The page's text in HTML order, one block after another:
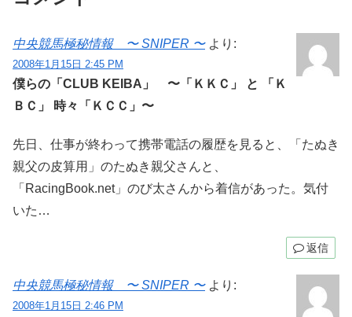
中央競馬極秘情報 〜 SNIPER 〜 より:
2008年1月15日 2:45 PM
僕らの「CLUB KEIBA」 〜「ＫＫＣ」 と 「Ｋ
ＢＣ」 時々「ＫＣＣ」〜
先日、仕事が終わって携帯電話の履歴を見ると、「たぬき
親父の皮算用」のたぬき親父さんと、
「RacingBook.net」のび太さんから着信があった。気付
いた…
返信
中央競馬極秘情報 〜 SNIPER 〜 より:
2008年1月15日 2:46 PM